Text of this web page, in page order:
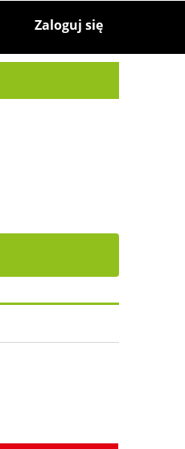
Zaloguj się